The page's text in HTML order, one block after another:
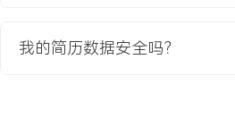
投资预算在内的全套项目方案，并推
2.资源协调与供应商管理：协调内部
我的简历数据安全吗？